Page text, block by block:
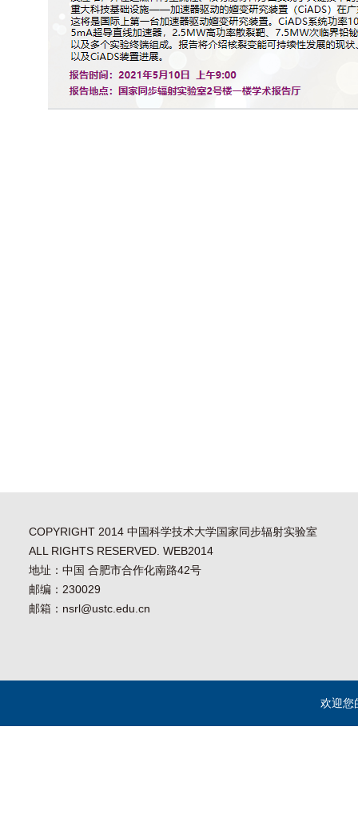
COPYRIGHT 2014 中国科学技术大学国家同步辐射实验室
ALL RIGHTS RESERVED. WEB2014
地址：中国 合肥市合作化南路42号
邮编：230029
邮箱：nsrl@ustc.edu.cn
欢迎您